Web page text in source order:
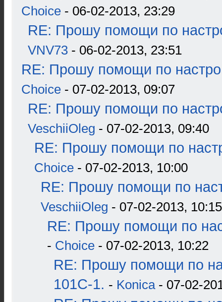
Choice - 06-02-2013, 23:29
RE: Прошу помощи по
VNV73 - 06-02-2013, 23:51
RE: Прошу помощи по
Choice - 07-02-2013, 09:07
RE: Прошу помощи по
VeschiiOleg - 07-02-2013, 09:40
RE: Прошу помощи по
Choice - 07-02-2013, 10:00
RE: Прошу помощи по
VeschiiOleg - 07-02-2013, 10:15
RE: Прошу помощи по
- Choice - 07-02-2013, 10:22
RE: Прошу помощи по
101С-1. - Konica- 07-02-